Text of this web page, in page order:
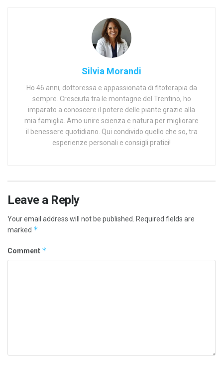
Silvia Morandi
Ho 46 anni, dottoressa e appassionata di fitoterapia da
sempre. Cresciuta tra le montagne del Trentino, ho
imparato a conoscere il potere delle piante grazie alla
mia famiglia. Amo unire scienza e natura per migliorare
il benessere quotidiano. Qui condivido quello che so, tra
esperienze personali e consigli pratici!
Leave a Reply
Your email address will not be published.
Required fields are
marked *
Comment *